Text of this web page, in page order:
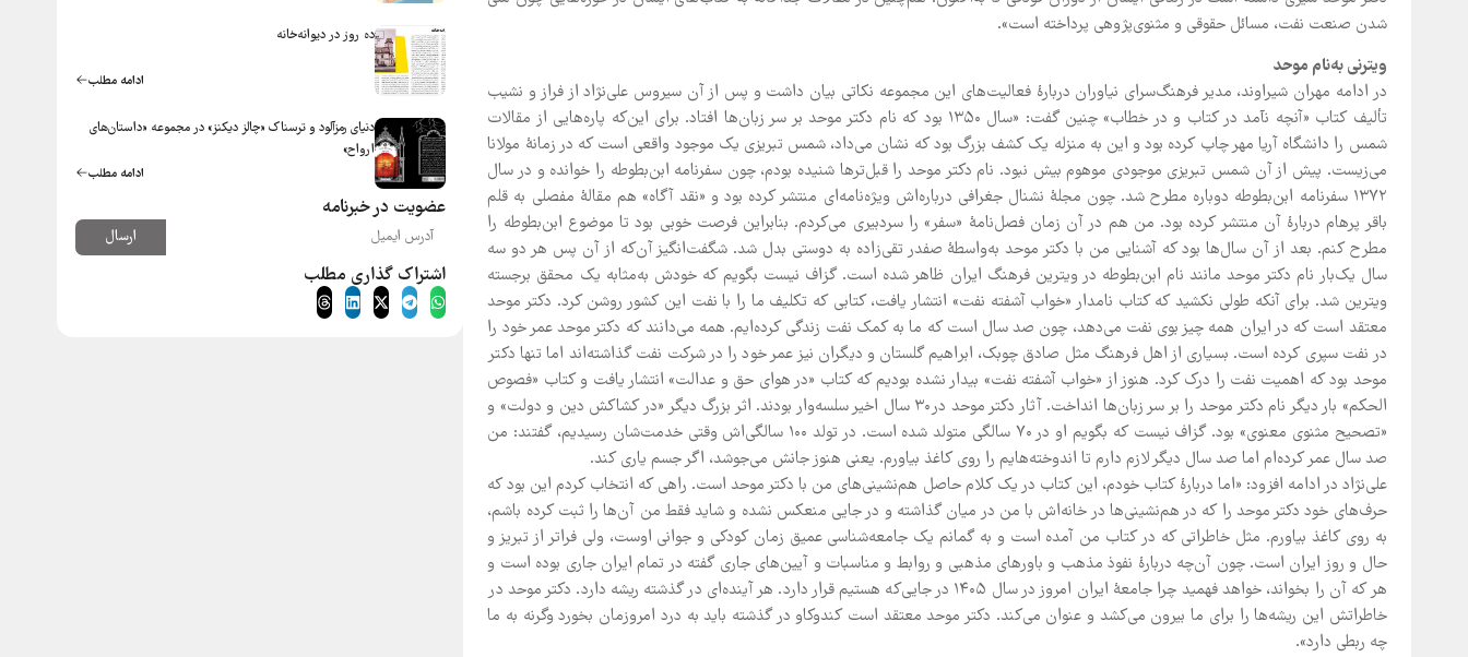
شدن صنعت نفت، مسائل حقوقی و مثنوی‌پژوهی پرداخته است».
ویترنی به‌نام موحد
در ادامه مهران شیراوند، مدیر فرهنگ‌سرای نیاوران دربارۀ فعالیت‌های این مجموعه نکاتی بیان داشت و پس از آن سیروس علی‌نژاد از فراز و نشیب
تألیف کتاب «آنچه نآمد در کتاب و در خطاب» چنین گفت: «سال ۱۳۵۰ بود که نام دکتر موحد بر سر زبان‌ها افتاد. برای این‌که پاره‌هایی از مقالات
شمس را دانشگاه آریا مهر چاپ کرده بود و این به منزله یک کشف بزرگ بود که نشان می‌داد، شمس تبریزی یک موجود واقعی است که در زمانۀ مولانا
می‌زیست. پیش از آن شمس تبریزی موجودی موهوم بیش نبود. نام دکتر موحد را قبل‌ترها شنیده بودم، چون سفرنامه ابن‌بطوطه را خوانده و در سال
۱۳۷۲ سفرنامه ابن‌بطوطه دوباره مطرح شد. چون مجلۀ نشنال جغرافی درباره‌اش ویژه‌نامه‌ای منتشر کرده بود و «نقد آگاه» هم مقالۀ مفصلی به قلم
باقر پرهام دربارۀ آن منتشر کرده بود. من هم در آن زمان فصل‌نامۀ «سفر» را سردبیری می‌کردم. بنابراین فرصت خوبی بود تا موضوع ابن‌بطوطه را
مطرح کنم. بعد از آن سال‌ها بود که آشنایی من با دکتر موحد به‌واسطۀ صفدر تقی‌زاده به دوستی بدل شد. شگفت‌انگیز آن‌که از آن پس هر دو سه
سال یک‌بار نام دکتر موحد مانند نام ابن‌بطوطه در ویترین فرهنگ ایران ظاهر شده است. گزاف نیست بگویم که خودش به‌مثابه یک محقق برجسته
ویترین شد. برای آنکه طولی نکشید که کتاب نامدار «خواب آشفته نفت» انتشار یافت، کتابی که تکلیف ما را با نفت این کشور روشن کرد. دکتر موحد
معتقد است که در ایران همه چیز بوی نفت می‌دهد، چون صد سال است که ما به کمک نفت زندگی کرده‌ایم. همه می‌دانند که دکتر موحد عمر خود را
در نفت سپری کرده است. بسیاری از اهل فرهنگ مثل صادق چوبک، ابراهیم گلستان و دیگران نیز عمر خود را در شرکت نفت گذاشته‌اند اما تنها دکتر
موحد بود که اهمیت نفت را درک کرد. هنوز از «خواب آشفته نفت» بیدار نشده بودیم که کتاب «در هوای حق و عدالت» انتشار یافت و کتاب «فصوص
الحکم» بار دیگر نام دکتر موحد را بر سر زبان‌ها انداخت. آثار دکتر موحد در۳۰ سال اخیر سلسه‌وار بودند. اثر بزرگ دیگر «در کشاکش دین و دولت» و
«تصحیح مثنوی معنوی» بود. گزاف نیست که بگویم او در ۷۰ سالگی متولد شده است. در تولد ۱۰۰ سالگی‌اش وقتی خدمت‌شان رسیدیم، گفتند: من
صد سال عمر کرده‌ام اما صد سال دیگر لازم دارم تا اندوخته‌هایم را روی کاغذ بیاورم. یعنی هنوز جانش می‌جوشد، اگر جسم یاری کند.
علی‌نژاد در ادامه افزود: «اما دربارۀ کتاب خودم، این کتاب در یک کلام حاصل هم‌نشینی‌های من با دکتر موحد است. راهی که انتخاب کردم این بود که
حرف‌های خود دکتر موحد را که در هم‌نشینی‌ها در خانه‌اش با من در میان گذاشته و در جایی منعکس نشده و شاید فقط من آن‌ها را ثبت کرده باشم،
به روی کاغذ بیاورم. مثل خاطراتی که در کتاب من آمده است و به گمانم یک جامعه‌شناسی عمیق زمان کودکی و جوانی اوست، ولی فراتر از تبریز و
حال و روز ایران است. چون آن‌چه دربارۀ نفوذ مذهب و باورهای مذهبی و روابط و مناسبات و آیین‌های جاری گفته در تمام ایران جاری بوده است و
هر که آن را بخواند، خواهد فهمید چرا جامعۀ ایران امروز در سال ۱۴۰۵ در جایی‌که هستیم قرار دارد. هر آینده‌ای در گذشته ریشه دارد. دکتر موحد در
خاطراتش این ریشه‌ها را برای ما بیرون می‌کشد و عنوان می‌کند. دکتر موحد معتقد است کند‌و‌کاو در گذشته باید به درد امروزمان بخورد وگرنه به ما
چه ربطی دارد».
ده روز در ديوانه‌خانه
ادامه مطلب
دنیای رمزآلود و ترسناک «چالز دیکنز» در مجموعه «داستان‌های
ارواح»
ادامه مطلب
عضویت در خبرنامه
ارسال
اشتراک گذاری مطلب